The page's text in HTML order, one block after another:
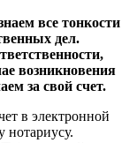
все тонкости
дел.
возникновения
за свой счет.
в электронной
нотариусу.